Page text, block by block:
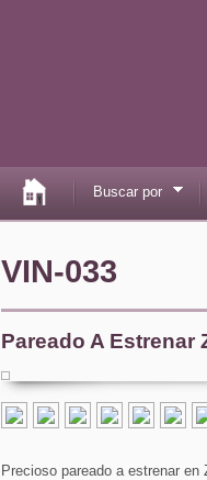
Buscar por
VIN-033
Pareado A Estrenar
Precioso pareado a estrenar